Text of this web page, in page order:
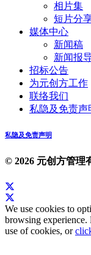
相片集
短片分
媒体中心
新闻稿
新闻报
招标公告
为元创方工作
联络我们
私隐及免责声
私隐及免责声明
© 2026 元创方管理
We use cookies to
browsing experience.
use of cookies, or